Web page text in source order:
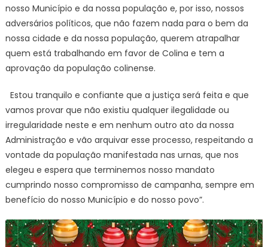
nosso Município e da nossa população e, por isso, nossos
adversários políticos, que não fazem nada para o bem da
nossa cidade e da nossa população, querem atrapalhar
quem está trabalhando em favor de Colina e tem a
aprovação da população colinense.
Estou tranquilo e confiante que a justiça será feita e que
vamos provar que não existiu qualquer ilegalidade ou
irregularidade neste e em nenhum outro ato da nossa
Administração e vão arquivar esse processo, respeitando a
vontade da população manifestada nas urnas, que nos
elegeu e espera que terminemos nosso mandato
cumprindo nosso compromisso de campanha, sempre em
benefício do nosso Município e do nosso povo”.